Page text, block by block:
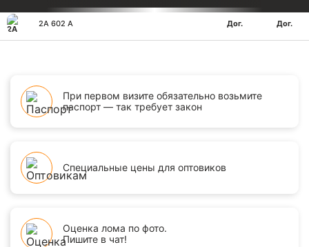
2А 602 А Дог. Дог.
При первом визите обязательно возьмите
паспорт — так требует закон
Специальные цены для оптовиков
Оценка лома по фото.
Пишите в чат!